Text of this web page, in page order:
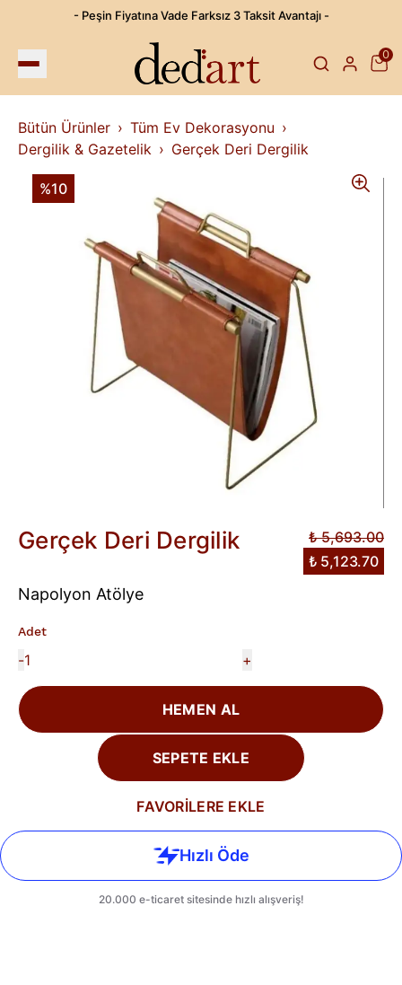
- Peşin Fiyatına Vade Farksız 3 Taksit Avantajı -
0
Bütün Ürünler
Tüm Ev Dekorasyonu
Dergilik & Gazetelik
Gerçek Deri Dergilik
%10
Gerçek Deri Dergilik
₺ 5,693.00
₺ 5,123.70
Napolyon Atölye
Adet
- +
HEMEN AL
SEPETE EKLE
FAVORİLERE EKLE